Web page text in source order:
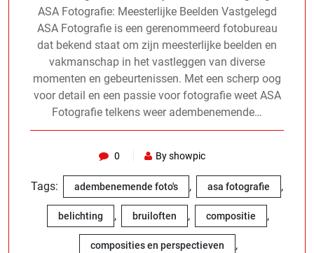
ASA Fotografie: Meesterlijke Beelden Vastgelegd
ASA Fotografie is een gerenommeerd fotobureau
dat bekend staat om zijn meesterlijke beelden en
vakmanschap in het vastleggen van diverse
momenten en gebeurtenissen. Met een scherp oog
voor detail en een passie voor fotografie weet ASA
Fotografie telkens weer adembenemende…
0 By showpic
Tags: adembenemende foto's , asa fotografie ,
belichting , bruiloften , compositie ,
composities en perspectieven ,